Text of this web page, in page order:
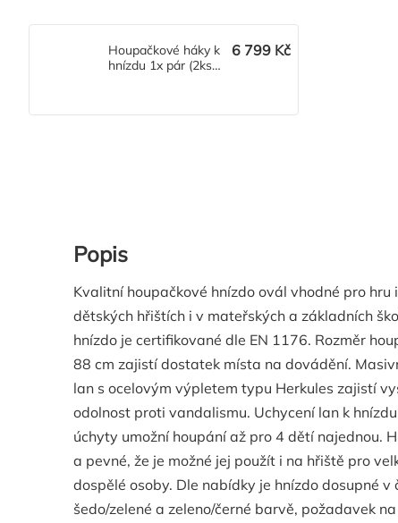
Houpačkové háky k
hnízdu 1x pár (2ks
6 799 Kč
Popis
Kvalitní houpačkové hnízdo ovál vhodné pro hru
dětských hřištích i v mateřských a základních
hnízdo je certifikované dle EN 1176. Rozměr
88 cm zajistí dostatek místa na dovádění.
lan s ocelovým výpletem typu Herkules zajistí
odolnost proti vandalismu. Uchycení lan k
úchyty umožní houpání až pro 4 dětí najednou.
a pevné, že je možné jej použít i na hřiště pro
dospělé osoby. Dle nabídky je hnízdo dosupné v
šedo/zelené a zeleno/černé barvě, požadavek